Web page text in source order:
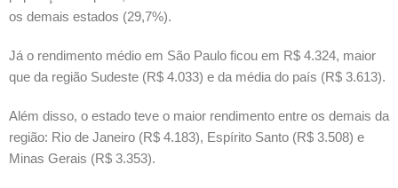
os demais estados (29,7%).
Já o rendimento médio em São Paulo ficou em R$ 4.324, maior
que da região Sudeste (R$ 4.033) e da média do país (R$ 3.613).
Além disso, o estado teve o maior rendimento entre os demais da
região: Rio de Janeiro (R$ 4.183), Espírito Santo (R$ 3.508) e
Minas Gerais (R$ 3.353).